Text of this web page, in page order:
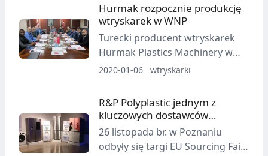
zrównoważonego rozwoju - to
wszystko czeka na
zwiedzających targi interplastica
2020.
Hurmak rozpocznie produkcję
wtryskarek w WNP
Turecki producent wtryskarek
Hürmak Plastics Machinery w
tym roku rozpocznie produkcję
letnią umowy na produkcję
maszyn Hurmaka na terenie
WNP.
2020-01-06 wtryskarki
R&P Polyplastic jednym z
kluczowych dostawców
Samsunga
26 listopada br. w Poznaniu
odbyły się targi EU Sourcing Fair